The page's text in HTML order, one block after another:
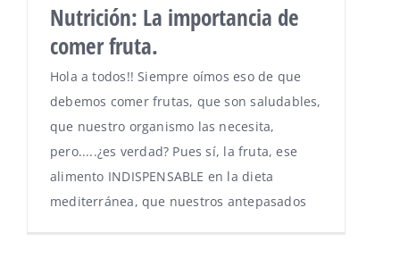
Nutrición: La importancia de
comer fruta.
Hola a todos!! Siempre oímos eso de que
debemos comer frutas, que son saludables,
que nuestro organismo las necesita,
pero.....¿es verdad? Pues sí, la fruta, ese
alimento INDISPENSABLE en la dieta
mediterránea, que nuestros antepasados